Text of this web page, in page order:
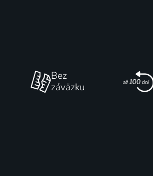
Bez
záväzku